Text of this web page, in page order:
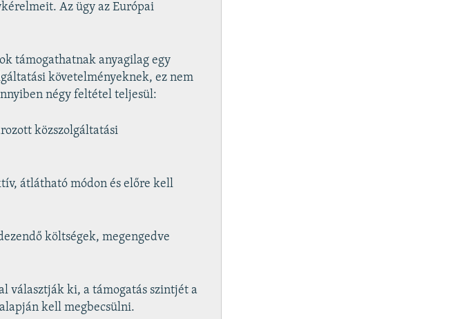
Az ügy az Európai
támogathatnak anyagilag egy
követelményeknek, ez nem
négy feltétel teljesül:
közszolgáltatási
átlátható módon és előre kell
költségek, megengedve
választják ki, a támogatás szintjét a
kell megbecsülni.